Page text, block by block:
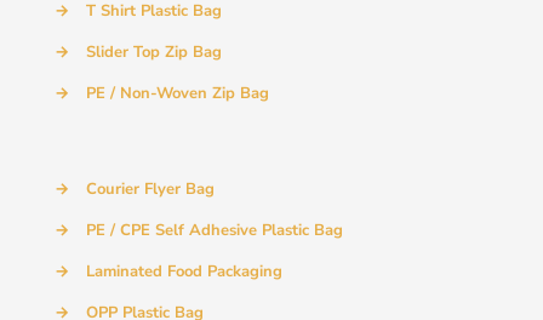
→
T Shirt Plastic Bag
→
Slider Top Zip Bag
→
PE / Non-Woven Zip Bag
→
Courier Flyer Bag
→
PE / CPE Self Adhesive Plastic Bag
→
Laminated Food Packaging
→
OPP Plastic Bag